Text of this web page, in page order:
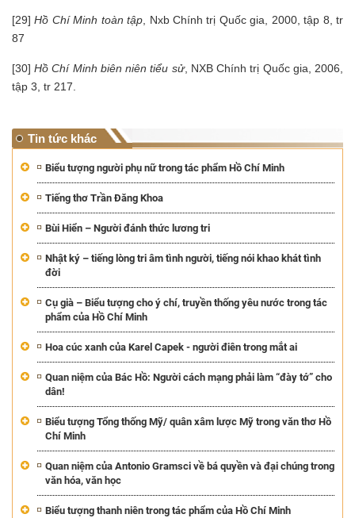
[29]Hồ Chí Minh toàn tập, Nxb Chính trị Quốc gia, 2000, tập 8, tr
87
[30]Hồ Chí Minh biên niên tiểu sử, NXB Chính trị Quốc gia, 2006,
tập 3, tr 217.
Tin tức khác
Biểu tượng người phụ nữ trong tác phẩm Hồ Chí Minh
Tiếng thơ Trần Đăng Khoa
Bùi Hiển – Người đánh thức lương tri
Nhật ký – tiếng lòng tri âm tình người, tiếng nói khao khát tình
đời
Cụ già – Biểu tượng cho ý chí, truyền thống yêu nước trong tác
phẩm của Hồ Chí Minh
Hoa cúc xanh của Karel Capek - người điên trong mắt ai
Quan niệm của Bác Hồ: Người cách mạng phải làm “đày tớ” cho
dân!
Biểu tượng Tổng thống Mỹ/ quân xâm lược Mỹ trong văn thơ Hồ
Chí Minh
Quan niệm của Antonio Gramsci về bá quyền và đại chúng trong
văn hóa, văn học
Biểu tượng thanh niên trong tác phẩm của Hồ Chí Minh